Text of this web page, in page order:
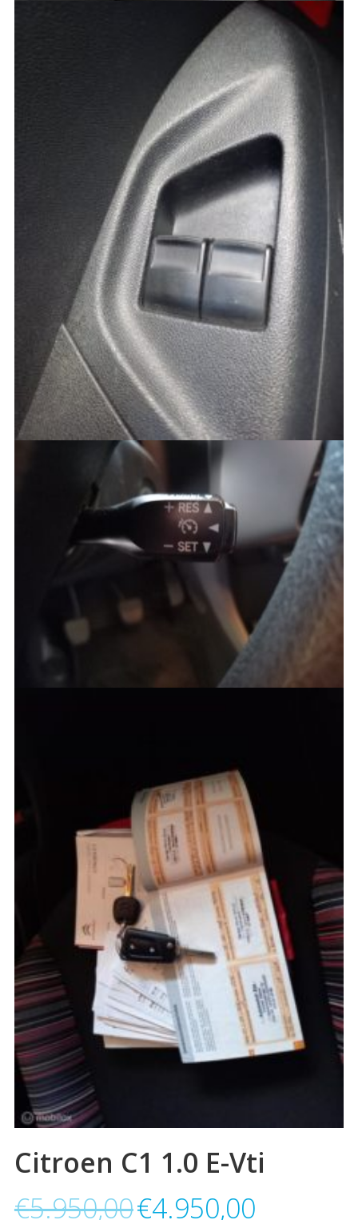
Citroen C1 1.0 E-Vti
€5.950,00€4.950,00